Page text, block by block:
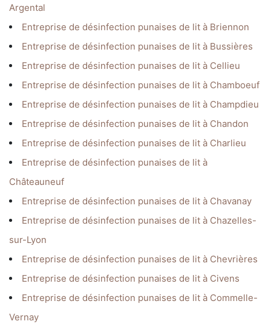
Argental
Entreprise de désinfection punaises de lit à Briennon
Entreprise de désinfection punaises de lit à Bussières
Entreprise de désinfection punaises de lit à Cellieu
Entreprise de désinfection punaises de lit à Chamboeuf
Entreprise de désinfection punaises de lit à Champdieu
Entreprise de désinfection punaises de lit à Chandon
Entreprise de désinfection punaises de lit à Charlieu
Entreprise de désinfection punaises de lit à
Châteauneuf
Entreprise de désinfection punaises de lit à Chavanay
Entreprise de désinfection punaises de lit à Chazelles-
sur-Lyon
Entreprise de désinfection punaises de lit à Chevrières
Entreprise de désinfection punaises de lit à Civens
Entreprise de désinfection punaises de lit à Commelle-
Vernay